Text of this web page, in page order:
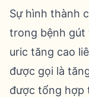
Sự hình thành
trong bệnh gút
uric tăng cao
được gọi là
được tổng hợp